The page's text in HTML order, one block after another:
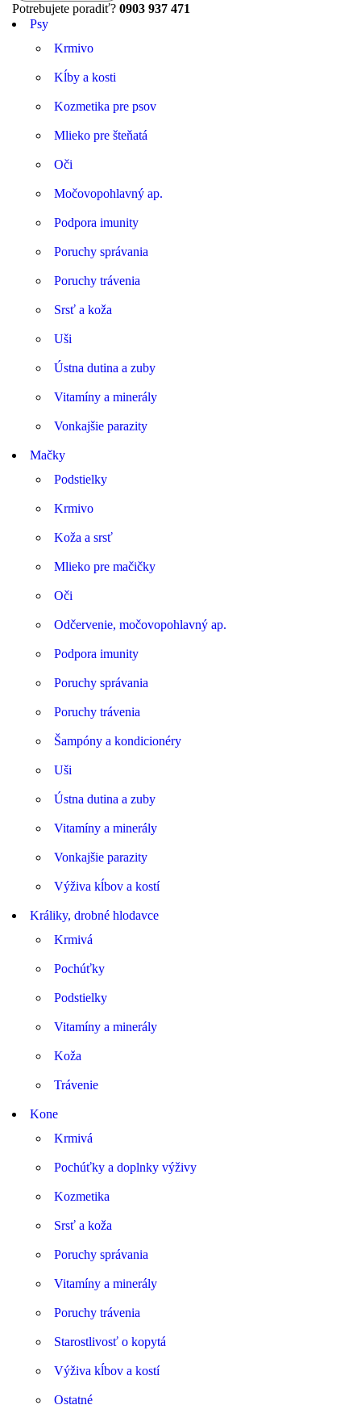
Potrebujete poradiť? 0903 937 471
Psy
Krmivo
Kĺby a kosti
Kozmetika pre psov
Mlieko pre šteňatá
Oči
Močovopohlavný ap.
Podpora imunity
Poruchy správania
Poruchy trávenia
Srsť a koža
Uši
Ústna dutina a zuby
Vitamíny a minerály
Vonkajšie parazity
Mačky
Podstielky
Krmivo
Koža a srsť
Mlieko pre mačičky
Oči
Odčervenie, močovopohlavný ap.
Podpora imunity
Poruchy správania
Poruchy trávenia
Šampóny a kondicionéry
Uši
Ústna dutina a zuby
Vitamíny a minerály
Vonkajšie parazity
Výživa kĺbov a kostí
Králiky, drobné hlodavce
Krmivá
Pochúťky
Podstielky
Vitamíny a minerály
Koža
Trávenie
Kone
Krmivá
Pochúťky a doplnky výživy
Kozmetika
Srsť a koža
Poruchy správania
Vitamíny a minerály
Poruchy trávenia
Starostlivosť o kopytá
Výživa kĺbov a kostí
Ostatné